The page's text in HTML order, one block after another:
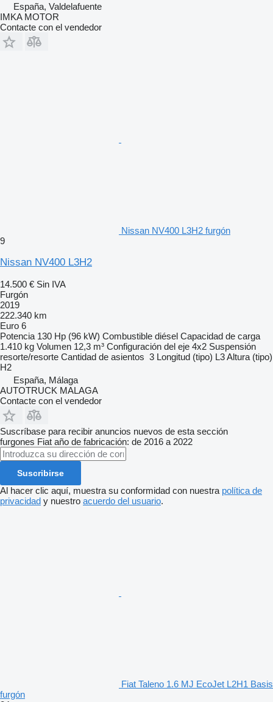
España, Valdelafuente
IMKA MOTOR
Contacte con el vendedor
Nissan NV400 L3H2 furgón
9
Nissan NV400 L3H2
14.500 € Sin IVA
Furgón
2019
222.340 km
Euro 6
Potencia 130 Hp (96 kW) Combustible diésel Capacidad de carga
1.410 kg Volumen 12,3 m³ Configuración del eje 4x2 Suspensión
resorte/resorte Cantidad de asientos 3 Longitud (tipo) L3Altura (tipo)
H2
España, Málaga
AUTOTRUCK MALAGA
Contacte con el vendedor
Suscríbase para recibir anuncios nuevos de esta sección
furgones Fiat año de fabricación: de 2016 a 2022
Suscribirse
Al hacer clic aquí, muestra su conformidad con nuestra política de
privacidad y nuestro acuerdo del usuario.
Fiat Taleno 1.6 MJ EcoJet L2H1 Basis
furgón